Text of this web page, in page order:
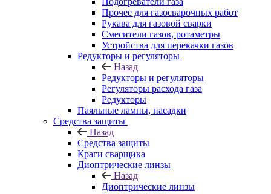
Прочее для газосварочных работ
Рукава для газовой сварки
Смесители газов, ротаметры
Устройства для перекачки газов
Редукторы и регуляторы
Назад
Редукторы и регуляторы
Регуляторы расхода газа
Редукторы
Паяльные лампы, насадки
Средства защиты
Назад
Средства защиты
Краги сварщика
Диоптрические линзы
Назад
Диоптрические линзы